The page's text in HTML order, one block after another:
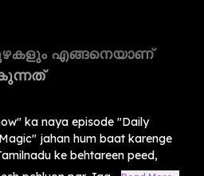
എങ്ങനെയാണ്
ka naya episode "Daily
jahan hum baat karenge
ke behtareen peed,